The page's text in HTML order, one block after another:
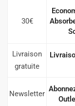
30€
Livraison
gratuite
Newsletter